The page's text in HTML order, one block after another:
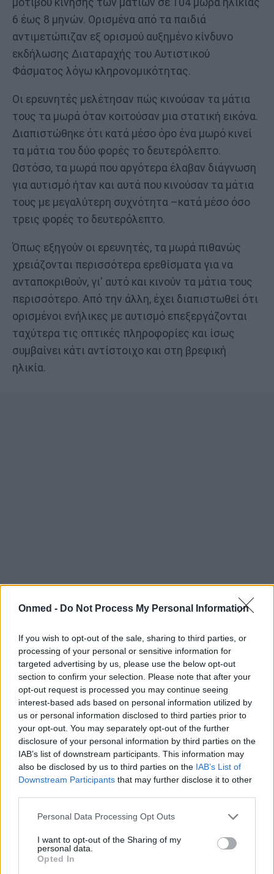
Onmed - Do Not Process My Personal Information
If you wish to opt-out of the sale, sharing to third parties, or
processing of your personal or sensitive information for
targeted advertising by us, please use the below opt-out
section to confirm your selection. Please note that after your
opt-out request is processed you may continue seeing
interest-based ads based on personal information utilized by
us or personal information disclosed to third parties prior to
your opt-out. You may separately opt-out of the further
disclosure of your personal information by third parties on the
IAB’s list of downstream participants. This information may
also be disclosed by us to third parties on the IAB’s List of
Downstream Participants that may further disclose it to other
Personal Data Processing Opt Outs
I want to opt-out of the Sharing of my
personal data.
Opted In
μοτίβου κίνησης των ματιών σε 104 μωρά ηλικίας
6 έως 8 μηνών. Ορισμένα από τα παιδιά
αντιμετώπιζαν εξ ορισμού αυξημένο κίνδυνο
εκδήλωσης Διαταραχής του Αυτιστικού
Φάσματος λόγω κληρονομικότητας.
Οι ερευνητές μελέτησαν πώς κινούσαν τα μάτια
τους τα μωρά όταν κοιτούσαν μια στατική εικόνα.
Διαπιστώθηκε ότι κατά μέσο όρο ένα μωρό κινεί
τα μάτια του δύο φορές το δευτερόλεπτο.
Ωστόσο, τα μωρά που αργότερα έλαβαν διάγνωση
για αυτισμό ήταν και αυτά που κινούσαν τα μάτια
τους με μεγαλύτερη συχνότητα –κατά μέσο όσο
τρεις φορές το δευτερόλεπτο.
Όπως εξηγούν οι ερευνητές, τα μωρά πιθανώς
χρειάζονται περισσότερα ερεθίσματα για να
ανταποκριθούν, γι' αυτό και κινούν τα μάτια τους
περισσότερο. Από την άλλη, έχει διαπιστωθεί ότι
ορισμένοι ενήλικες με αυτισμό επεξεργάζονται
ταχύτερα τις οπτικές πληροφορίες και ίσως
συμβαίνει κάτι αντίστοιχο και στη βρεφική
ηλικία.
Η νέα μελέτη αποτελεί μέρος ενός ευρύτερου
ερευνητικού πρότζεκτ που έχει σαν στόχο να
αναλυθεί και να κατανοηθεί η πρώιμη ανάπτυξη σε
παιδιά που αργότερα λαμβάνουν διάγνωση για
αυτισμό.